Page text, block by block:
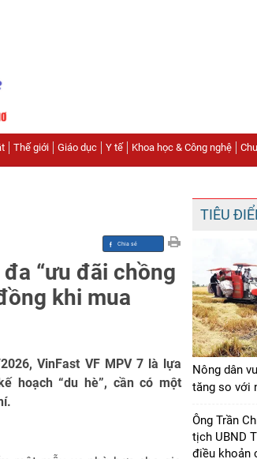
Thế giới Giáo dục Y tế Khoa học & Công nghệ
“ưu đãi chồng
khi mua
VinFast VF MPV 7 là lựa
hoạch “du hè”, cần có một
TIÊU
Nông dân
tăng so với
Ông Trần
tịch UBND
điều khoản